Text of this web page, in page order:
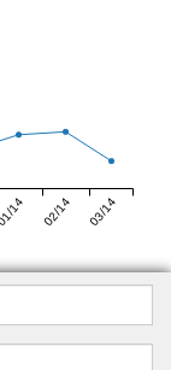
14 02/14 03/14